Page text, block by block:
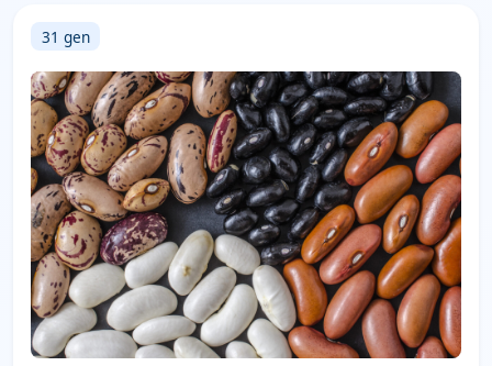
31 gen